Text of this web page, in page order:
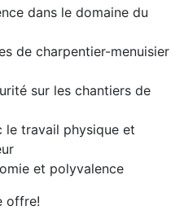
dans le domaine du
de charpentier-menuisier
sur les chantiers de
le travail physique et
et polyvalence
offre!